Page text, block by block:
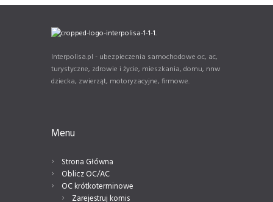
Interpolisa.pl - ubezpieczenia samochodowe oc, ac,
turystyczne, zdrowie i życie, mieszkania, domu, nnw
dziecka, zwierząt, motoryzacyjne, firmowe.
Menu
Strona Główna
Oblicz OC/AC
OC krótkoterminowe
Zarejestruj komis